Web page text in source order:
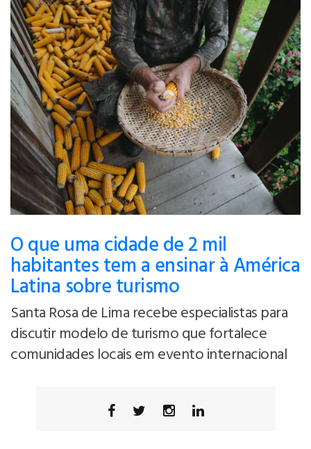
O que uma cidade de 2 mil
habitantes tem a ensinar à América
Latina sobre turismo
Santa Rosa de Lima recebe especialistas para
discutir modelo de turismo que fortalece
comunidades locais em evento internacional